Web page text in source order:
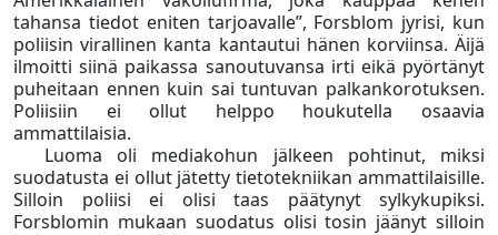
tahansa tiedot eniten tarjoavalle”, Forsblom jyrisi, kun
poliisin virallinen kanta kantautui hänen korviinsa. Äijä
ilmoitti siinä paikassa sanoutuvansa irti eikä pyörtänyt
puheitaan ennen kuin sai tuntuvan palkankorotuksen.
Poliisiin ei ollut helppo houkutella osaavia
ammattilaisia.
Luoma oli mediakohun jälkeen pohtinut, miksi
suodatusta ei ollut jätetty tietotekniikan ammattilaisille.
Silloin poliisi ei olisi taas päätynyt sylkykupiksi.
Forsblomin mukaan suodatus olisi tosin jäänyt silloin